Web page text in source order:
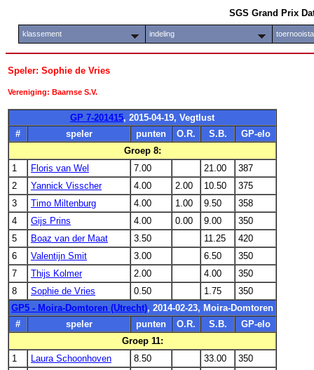
SGS Grand Prix
klassement indeling
Speler: Sophie de Vries
Vereniging: Baarnse S.V.
GP 7-201415, 2015-04-19, Vegtlust
#
speler punten O.R. S.B.
GP-elo
Groep 8:
1
Floris van Wel 7.00 21.00
387
2
Yannick Visscher 4.00 2.00 10.50
375
3
Timo Miltenburg 4.00 1.00 9.50
358
4
Gijs Prins 4.00 0.00 9.00
350
5
Boaz van der Maat 3.50 11.25
420
6
Valentijn Smit 3.00 6.50
350
7
Thijs Kolmer 2.00 4.00
350
8
Sophie de Vries 0.50 1.75
350
GP5 - Moira-Domtoren (Utrecht), 2014-02-23, Moira-Domtoren
#
speler punten O.R. S.B.
GP-elo
Groep 11:
1
Laura Schoonhoven 8.50 33.00
350